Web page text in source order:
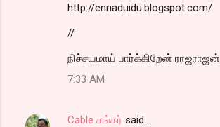
http://ennaduidu.blogspot.com/
//
நிச்சயமாய் பார்க்கிறேன் ராஜராஜன்.
7:33 AM
Cable சங்கர் said…